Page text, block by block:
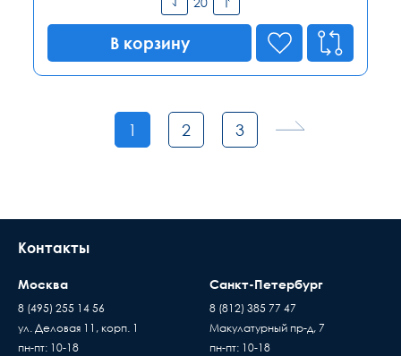
В корзину
1 2 3
Контакты
Москва
8 (495) 255 14 56
ул. Деловая 11, корп. 1
пн-пт: 10-18
Санкт-Петербург
8 (812) 385 77 47
Макулатурный пр-д, 7
пн-пт: 10-18